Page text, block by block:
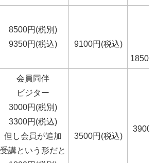
8500円(税別)
9350円(税込)
9100円(税込)
18500
会員同伴
ビジター
3000円(税別)
3300円(税込)
但し会員が追加
受講という形だと
3500円(税込)
3900